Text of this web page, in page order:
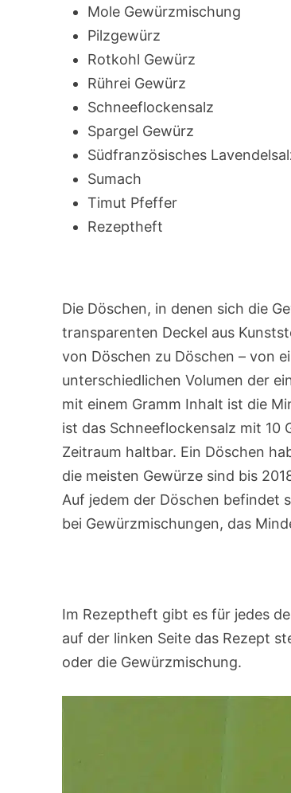
Mole Gewürzmischung
Pilzgewürz
Rotkohl Gewürz
Rührei Gewürz
Schneeflockensalz
Spargel Gewürz
Südfranzösisches
Sumach
Timut Pfeffer
Rezeptheft
Die Döschen, in denen sich die
transparenten Deckel aus
von Döschen zu Döschen – von
unterschiedlichen Volumen der
mit einem Gramm Inhalt ist die
ist das Schneeflockensalz mit 10
Zeitraum haltbar. Ein Döschen
die meisten Gewürze sind bis
Auf jedem der Döschen befindet
bei Gewürzmischungen, das
Im Rezeptheft gibt es für jedes
auf der linken Seite das Rezept
oder die Gewürzmischung.